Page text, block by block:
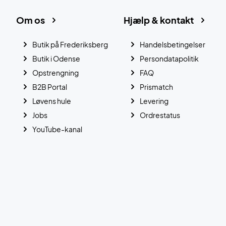
Hjælp & kontakt
Handelsbetingelser
Persondatapolitik
FAQ
Prismatch
Levering
Ordrestatus
Om os
Butik på Frederiksberg
Butik i Odense
Opstrengning
B2B Portal
Løvens hule
Jobs
YouTube-kanal